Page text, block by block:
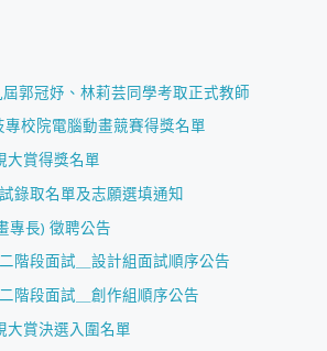
屆郭冠妤、林莉芸同學考取正式教師
專校院電腦動畫競賽得獎名單
大賞得獎名單
錄取名單及志願選填通知
專長) 徵聘公告
階段面試＿設計組面試順序公告
階段面試＿創作組順序公告
大賞決選入圍名單